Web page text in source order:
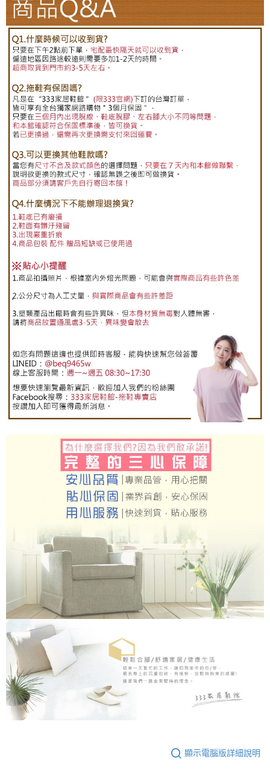
顯示電腦版詳細說明